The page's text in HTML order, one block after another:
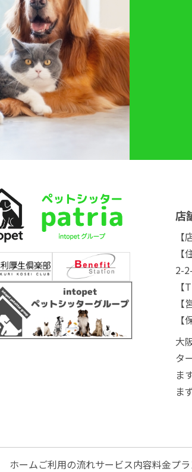
店
2-
大
タ
ま
ま
ホームご利用の流れサービス内容料金プ